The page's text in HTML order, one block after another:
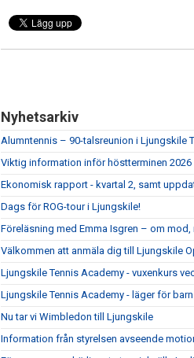
Nyhetsarkiv
Alumntennis – 90-talsreunion i Ljungskile
Viktig information inför höstterminen 2026
Ekonomisk rapport - kvartal 2, samt
Dags för ROG-tour i Ljungskile!
Föreläsning med Emma Isgren – om
Välkommen att anmäla dig till Ljungskile
Ljungskile Tennis Academy - vuxenkurs
Ljungskile Tennis Academy - läger för
Nu tar vi Wimbledon till Ljungskile
Information från styrelsen avseende